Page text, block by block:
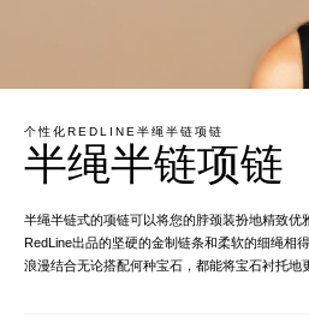
个性化REDLINE半绳半链项链
半绳半链项链
半绳半链式的项链可以将您的脖颈装扮地精致优
RedLine出品的坚硬的金制链条和柔软的细绳相
浪漫结合无论搭配何种宝石，都能将宝石衬托地